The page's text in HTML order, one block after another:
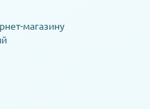
магазину